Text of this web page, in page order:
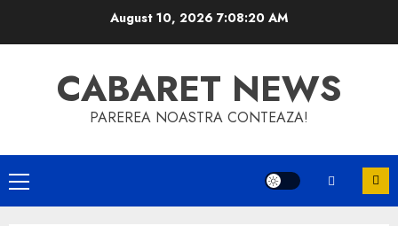
August 10, 2026 7:08:20 AM
CABARET NEWS
PAREREA NOASTRA CONTEAZA!
Primary
Menu